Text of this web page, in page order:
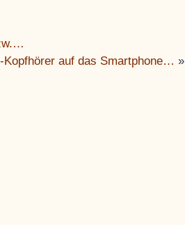
auf das Smartphone… »